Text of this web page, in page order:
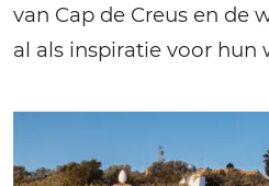
van Cap de Creus en de
al als inspiratie voor hun